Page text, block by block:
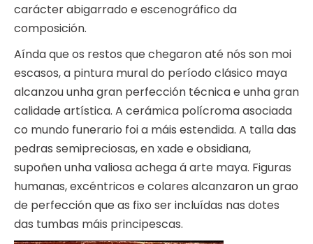
carácter abigarrado e escenográfico da
composición.
Aínda que os restos que chegaron até nós son moi
escasos, a pintura mural do período clásico maya
alcanzou unha gran perfección técnica e unha gran
calidade artística. A cerámica polícroma asociada
co mundo funerario foi a máis estendida. A talla das
pedras semipreciosas, en xade e obsidiana,
supoñen unha valiosa achega á arte maya. Figuras
humanas, excéntricos e colares alcanzaron un grao
de perfección que as fixo ser incluídas nas dotes
das tumbas máis principescas.